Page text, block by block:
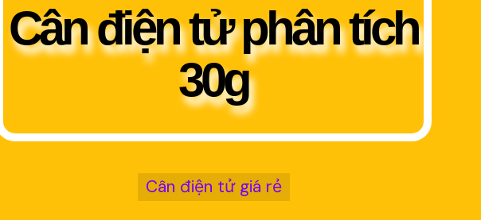
Cân điện tử phân tích
30g
Cân điện tử giá rẻ